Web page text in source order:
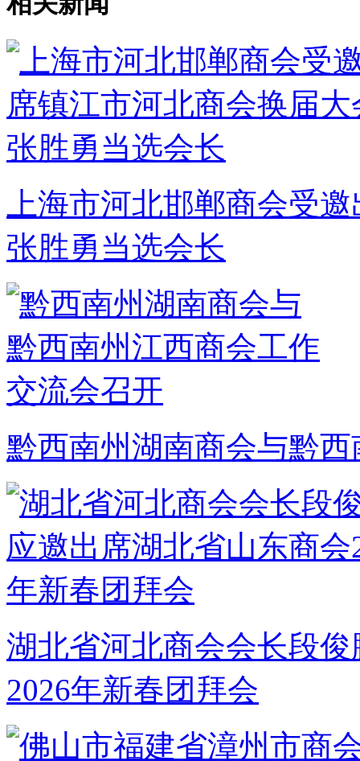
上海市河北邯郸商会受
张胜勇当选会长
黔西南州湖南商会与黔
湖北省河北商会会长段
2026年新春团拜会